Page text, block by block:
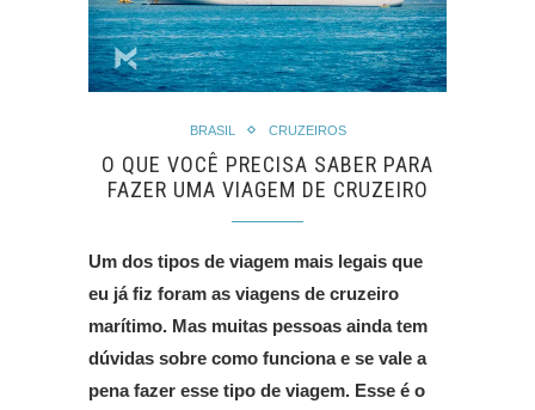
BRASIL CRUZEIROS
O QUE VOCÊ PRECISA SABER PARA
FAZER UMA VIAGEM DE CRUZEIRO
Um dos tipos de viagem mais legais que
eu já fiz foram as viagens de cruzeiro
marítimo. Mas muitas pessoas ainda tem
dúvidas sobre como funciona e se vale a
pena fazer esse tipo de viagem. Esse é o